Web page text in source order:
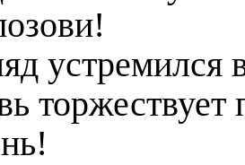
устремился
торжествует